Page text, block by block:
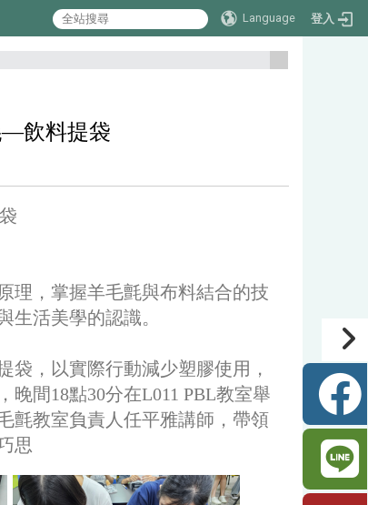
Language 登入
:::
—飲料提袋
理，掌握羊毛氈與布料結合的技
生活美學的認識。
袋，以實際行動減少塑膠使用，
晚間18點30分在L011 PBL教室舉
氈教室負責人任平雅講師，帶領
思